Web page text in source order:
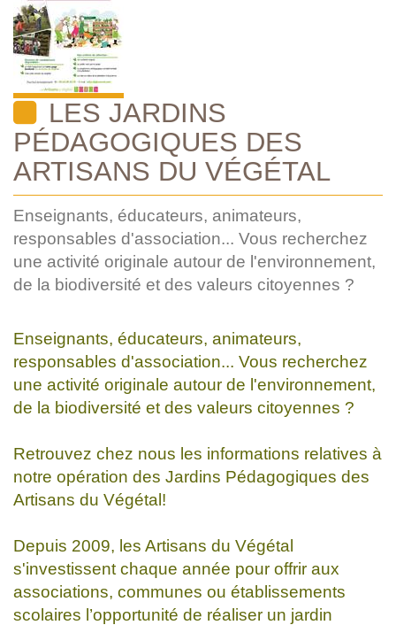
LES JARDINS
PÉDAGOGIQUES DES
ARTISANS DU VÉGÉTAL
Enseignants, éducateurs, animateurs,
responsables d'association... Vous recherchez
une activité originale autour de l'environnement,
de la biodiversité et des valeurs citoyennes ?
Enseignants, éducateurs, animateurs,
responsables d'association... Vous recherchez
une activité originale autour de l'environnement,
de la biodiversité et des valeurs citoyennes ?
Retrouvez chez nous les informations relatives à
notre opération des Jardins Pédagogiques des
Artisans du Végétal!
Depuis 2009, les Artisans du Végétal
s'investissent chaque année pour offrir aux
associations, communes ou établissements
scolaires l’opportunité de réaliser un jardin